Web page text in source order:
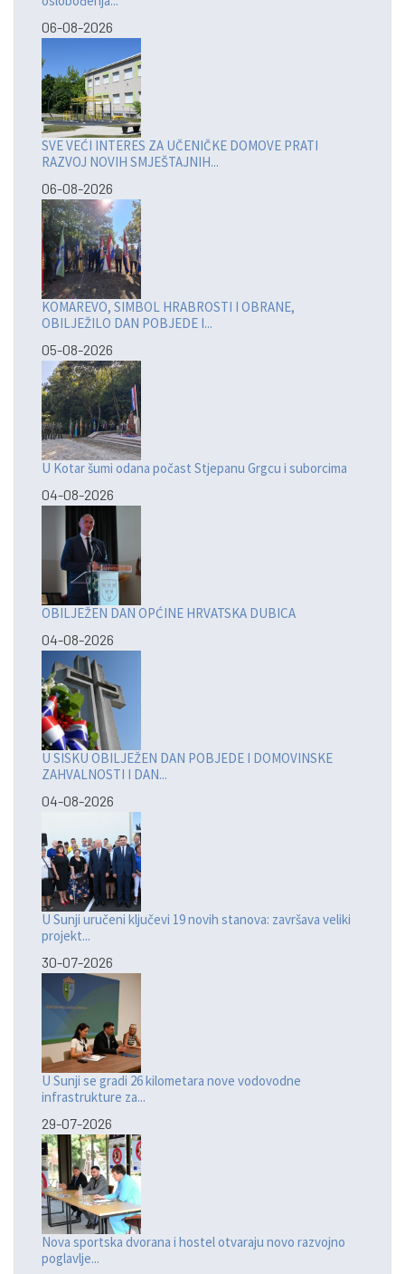
06-08-2026
SVE VEĆI INTERES ZA UČENIČKE DOMOVE PRATI
RAZVOJ NOVIH SMJEŠTAJNIH...
06-08-2026
KOMAREVO, SIMBOL HRABROSTI I OBRANE,
OBILJEŽILO DAN POBJEDE I...
05-08-2026
U Kotar šumi odana počast Stjepanu Grgcu i suborcima
04-08-2026
OBILJEŽEN DAN OPĆINE HRVATSKA DUBICA
04-08-2026
U SISKU OBILJEŽEN DAN POBJEDE I DOMOVINSKE
ZAHVALNOSTI I DAN...
04-08-2026
U Sunji uručeni ključevi 19 novih stanova: završava veliki
projekt...
30-07-2026
U Sunji se gradi 26 kilometara nove vodovodne
infrastrukture za...
29-07-2026
Nova sportska dvorana i hostel otvaraju novo razvojno
poglavlje...